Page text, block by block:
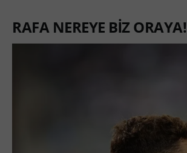
RAFA NEREYE BİZ ORAYA!